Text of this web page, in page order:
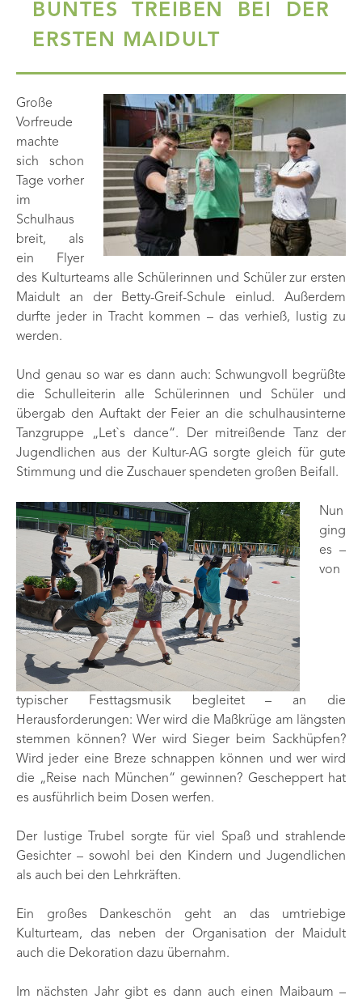
BUNTES TREIBEN BEI DER
ERSTEN MAIDULT
Große
Vorfreude
machte
sich schon
Tage vorher
im
Schulhaus
breit, als
ein Flyer
des Kulturteams alle Schülerinnen und Schüler zur ersten
Maidult an der Betty-Greif-Schule einlud. Außerdem
durfte jeder in Tracht kommen – das verhieß, lustig zu
werden.
Und genau so war es dann auch: Schwungvoll begrüßte
die Schulleiterin alle Schülerinnen und Schüler und
übergab den Auftakt der Feier an die schulhausinterne
Tanzgruppe „Let`s dance“. Der mitreißende Tanz der
Jugendlichen aus der Kultur-AG sorgte gleich für gute
Stimmung und die Zuschauer spendeten großen Beifall.
Nun
ging
es –
von
typischer Festtagsmusik begleitet – an die
Herausforderungen: Wer wird die Maßkrüge am längsten
stemmen können? Wer wird Sieger beim Sackhüpfen?
Wird jeder eine Breze schnappen können und wer wird
die „Reise nach München“ gewinnen? Gescheppert hat
es ausführlich beim Dosen werfen.
Der lustige Trubel sorgte für viel Spaß und strahlende
Gesichter – sowohl bei den Kindern und Jugendlichen
als auch bei den Lehrkräften.
Ein großes Dankeschön geht an das umtriebige
Kulturteam, das neben der Organisation der Maidult
auch die Dekoration dazu übernahm.
Im nächsten Jahr gibt es dann auch einen Maibaum –